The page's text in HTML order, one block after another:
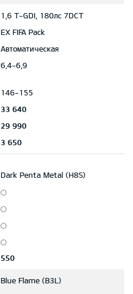
1,6 T-GDI, 180лс 7DCT
EX FIFA Pack
Автоматическая
6,4-6,9
146-155
33 640
29 990
3 650
Dark Penta Metal (H8S)
550
Blue Flame (B3L)